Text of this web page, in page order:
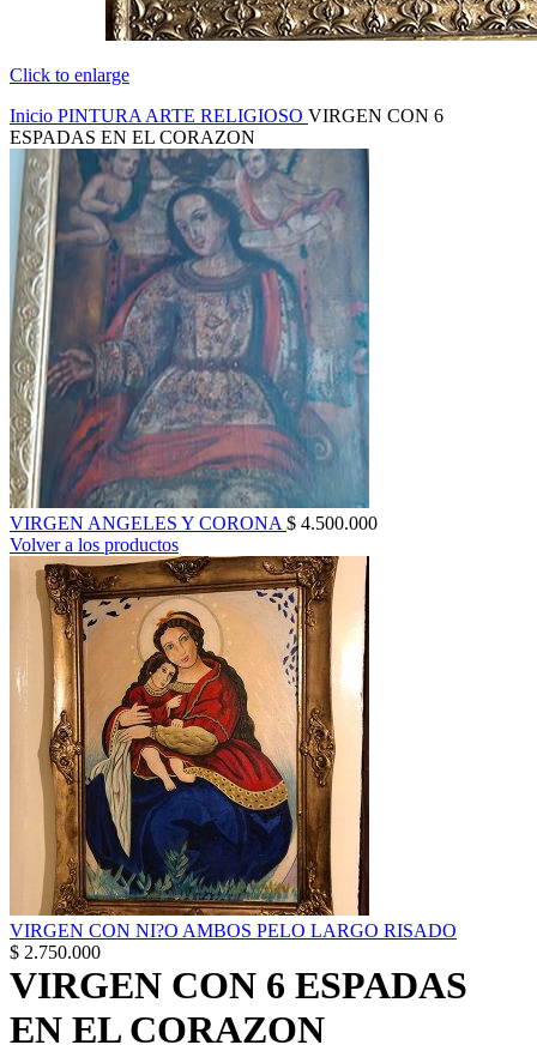
Click to enlarge
Inicio PINTURA ARTE RELIGIOSO VIRGEN CON 6
ESPADAS EN EL CORAZON
VIRGEN ANGELES Y CORONA $ 4.500.000
Volver a los productos
VIRGEN CON NI?O AMBOS PELO LARGO RISADO
$ 2.750.000
VIRGEN CON 6 ESPADAS
EN EL CORAZON